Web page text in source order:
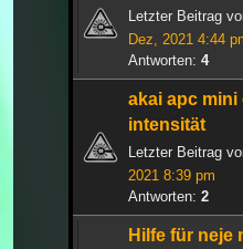
Letzter Beitrag
Dez, 2021 4:44
Antworten: 4
akai apc mini
intensität
Letzter Beitrag
2021 8:39 pm
Antworten: 2
Hilfe für neje